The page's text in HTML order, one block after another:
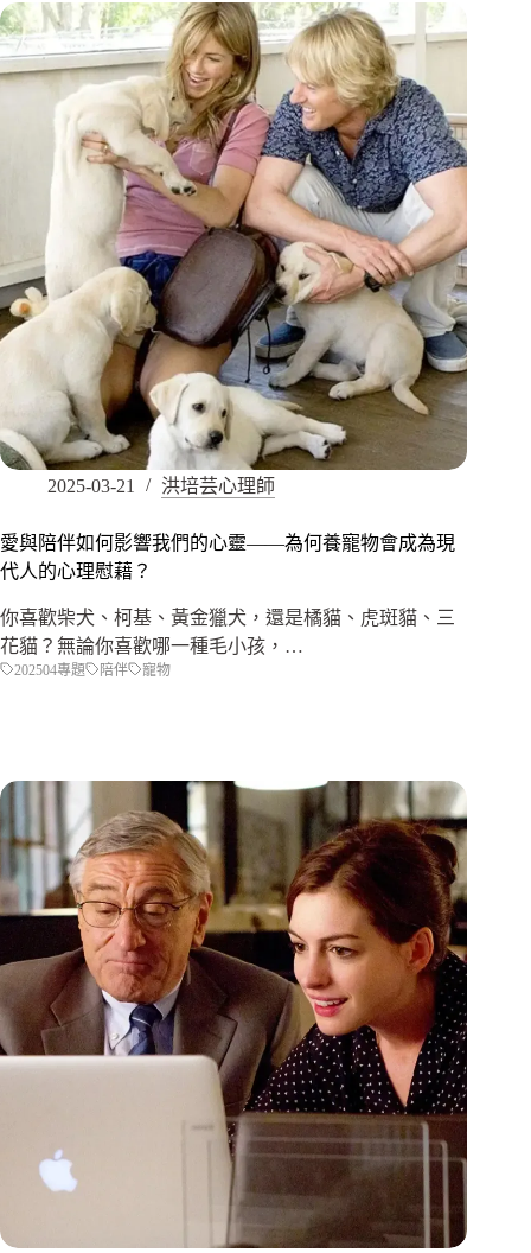
2025-03-21 洪培芸心理師
愛與陪伴如何影響我們的心靈——為何養寵物會成為現
代人的心理慰藉？
你喜歡柴犬、柯基、黃金獵犬，還是橘貓、虎斑貓、三
花貓？無論你喜歡哪一種毛小孩，…
202504專題 陪伴 寵物